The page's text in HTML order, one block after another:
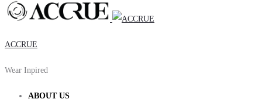
ACCRUE
Wear Inpired
ABOUT US